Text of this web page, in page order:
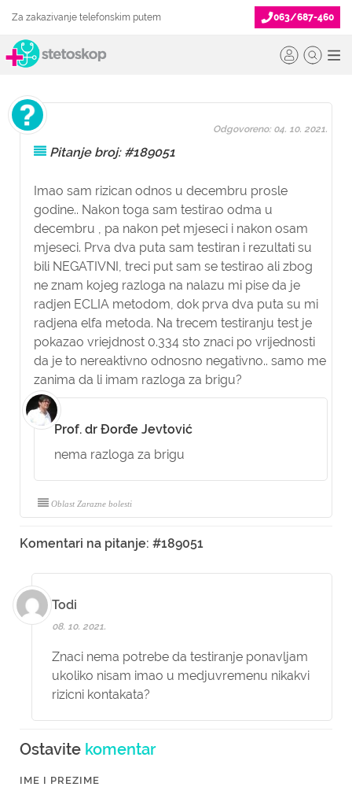
Za zakazivanje telefonskim putem 063/687-460
Pitanje broj: #189051
Imao sam rizican odnos u decembru prosle
godine.. Nakon toga sam testirao odma u
decembru , pa nakon pet mjeseci i nakon osam
mjeseci. Prva dva puta sam testiran i rezultati su
bili NEGATIVNI, treci put sam se testirao ali zbog
ne znam kojeg razloga na nalazu mi pise da je
radjen ECLIA metodom, dok prva dva puta su mi
radjena elfa metoda. Na trecem testiranju test je
pokazao vriejdnost 0.334 sto znaci po vrijednosti
da je to nereaktivno odnosno negativno.. samo me
zanima da li imam razloga za brigu?
Odgovoreno: 04. 10. 2021.
Prof. dr Đorđe Jevtović
nema razloga za brigu
Oblast Zarazne bolesti
Komentari na pitanje: #189051
Todi
08. 10. 2021.
Znaci nema potrebe da testiranje ponavljam
ukoliko nisam imao u medjuvremenu nikakvi
rizicni kontakata?
Ostavite komentar
IME I PREZIME